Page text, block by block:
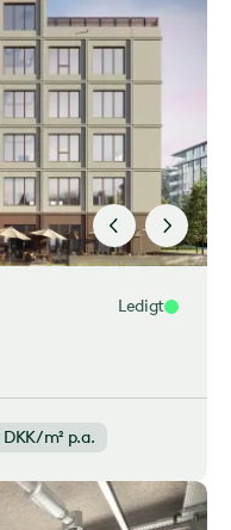
Ledigt
DKK/m² p.a.